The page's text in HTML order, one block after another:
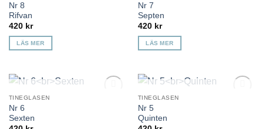
Nr 8
Rifvan
420 kr
LÄS MER
Nr 7
Septen
420 kr
LÄS MER
TINEGLASEN
Nr 6
Sexten
TINEGLASEN
Nr 5
Quinten